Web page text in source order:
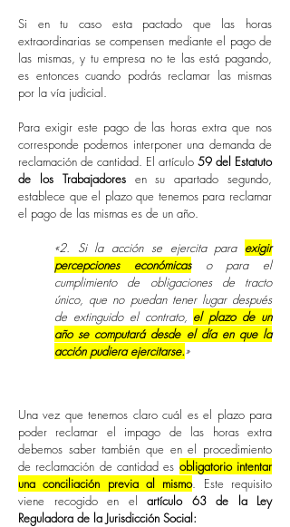
Si en tu caso esta pactado que las horas
extraordinarias se compensen mediante el pago de
las mismas, y tu empresa no te las está pagando,
es entonces cuando podrás reclamar las mismas
por la vía judicial.
Para exigir este pago de las horas extra que nos
corresponde podemos interponer una demanda de
reclamación de cantidad. El artículo 59 del Estatuto
de los Trabajadoresen su apartado segundo,
establece que el plazo que tenemos para reclamar
el pago de las mismas es de un año.
«2. Si la acción se ejercita para exigir
percepciones económicaso para el
cumplimiento de obligaciones de tracto
único, que no puedan tener lugar después
de extinguido el contrato, el plazo de un
año se computará desde el día en que la
acción pudiera ejercitarse.»
Una vez que tenemos claro cuál es el plazo para
poder reclamar el impago de las horas extra
debemos saber también que en el procedimiento
de reclamación de cantidad es obligatorio intentar
una conciliación previa al mismo. Este requisito
viene recogido en el artículo 63 de la Ley
Reguladora de la Jurisdicción Social: